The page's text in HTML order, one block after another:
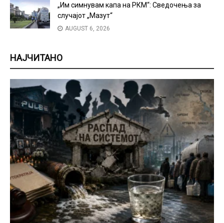
„Им симнувам капа на РКМ“: Сведочења за
случајот „Мазут“
AUGUST 6, 2026
НАЈЧИТАНО